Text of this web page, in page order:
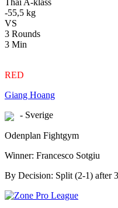
Thai A-klass
-55,5 kg
VS
3 Rounds
3 Min
RED
Giang Hoang
- Sverige
Odenplan Fightgym
Winner: Francesco Sotgiu
By Decision: Split (2-1) after